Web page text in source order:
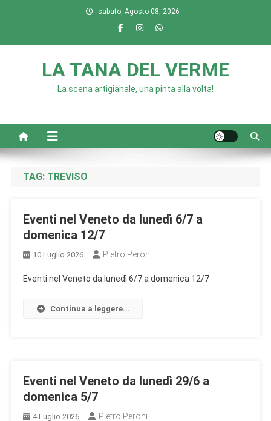
sabato, Agosto 08, 2026
LA TANA DEL VERME
La scena artigianale, una pinta alla volta!
TAG: TREVISO
Eventi nel Veneto da lunedì 6/7 a
domenica 12/7
10 Luglio 2026 Pietro Peroni
Eventi nel Veneto da lunedì 6/7 a domenica 12/7
Continua a leggere...
Eventi nel Veneto da lunedì 29/6 a
domenica 5/7
4 Luglio 2026 Pietro Peroni